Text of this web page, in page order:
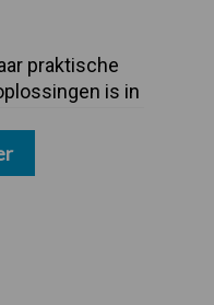
praktische
is in